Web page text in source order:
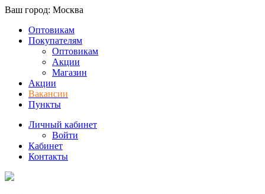
Ваш город: Москва
Оптовикам
Покупателям
Оптовикам
Акции
Магазин
Акции
Вакансии
Пункты
Личный кабинет
Войти
Кабинет
Контакты